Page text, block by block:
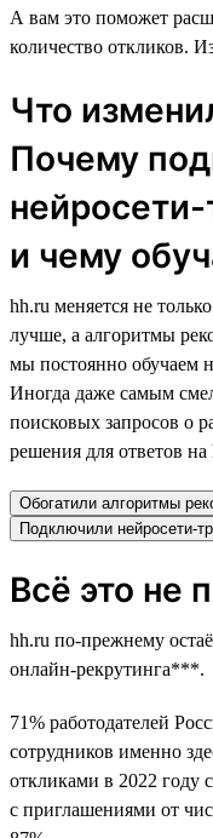
А вам это поможет
количество откликов.
Что
Почему
и чему
hh.ru меняется не
лучше, а алгоритмы
мы постоянно обучаем
Иногда даже самым
поисковых запросов о
решения для ответов на
Обогатили алгоритмы
Подключили нейросети-
Всё это не
hh.ru по-прежнему
онлайн-рекрутинга***.
71% работодателей
сотрудников именно
откликами в 2022 году
с приглашениями от